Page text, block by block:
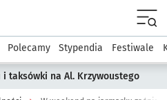
podserwis: Kultura
Polecamy Stypendia Festiwale
taksówki na Al. Krzywoustego